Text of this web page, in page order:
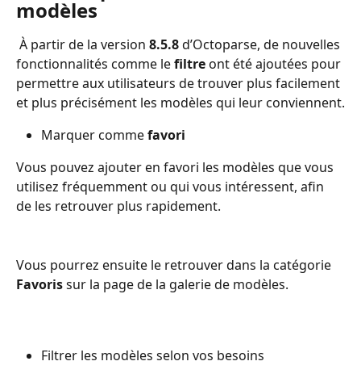
modèles
À partir de la version 8.5.8 d’Octoparse, de nouvelles
fonctionnalités comme le filtre ont été ajoutées pour
permettre aux utilisateurs de trouver plus facilement
et plus précisément les modèles qui leur conviennent.
Marquer comme favori
Vous pouvez ajouter en favori les modèles que vous
utilisez fréquemment ou qui vous intéressent, afin
de les retrouver plus rapidement.
Vous pourrez ensuite le retrouver dans la catégorie
Favoris sur la page de la galerie de modèles.
Filtrer les modèles selon vos besoins